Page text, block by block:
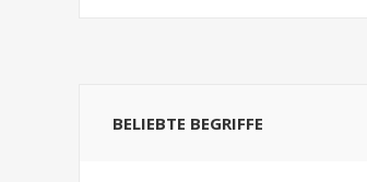
BELIEBTE BEGRIFFE